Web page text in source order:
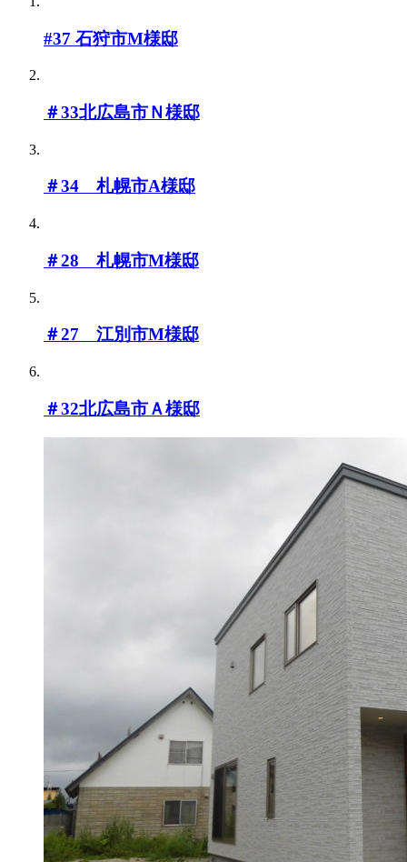
#37 石狩市M様邸
＃33北広島市Ｎ様邸
＃34 札幌市A様邸
＃28 札幌市M様邸
＃27 江別市M様邸
＃32北広島市Ａ様邸